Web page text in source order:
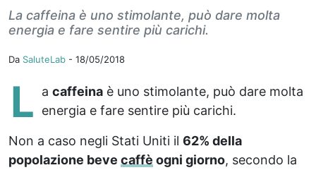
La caffeina è uno stimolante, può dare molta
energia e fare sentire più carichi.
Da SaluteLab - 18/05/2018
L a caffeina è uno stimolante, può dare molta
energia e fare sentire più carichi.
Non a caso negli Stati Uniti il 62% della
popolazione beve caffè ogni giorno, secondo la